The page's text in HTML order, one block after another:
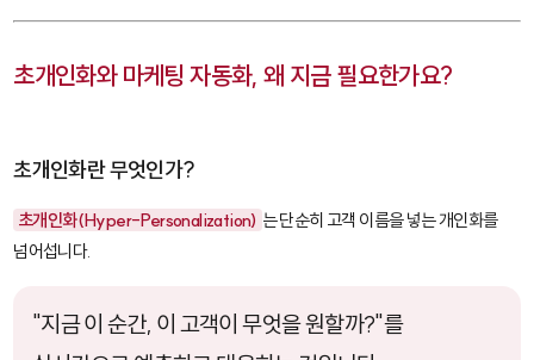
초개인화와 마케팅 자동화, 왜 지금 필요한가요?
초개인화란 무엇인가?
초개인화(Hyper-Personalization) 는 단순히 고객 이름을 넣는 개인화를
넘어섭니다.
"지금 이 순간, 이 고객이 무엇을 원할까?"를